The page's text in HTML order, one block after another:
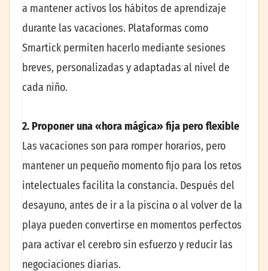
a mantener activos los hábitos de aprendizaje
durante las vacaciones. Plataformas como
Smartick permiten hacerlo mediante sesiones
breves, personalizadas y adaptadas al nivel de
cada niño.
2. Proponer una «hora mágica» fija pero flexible
Las vacaciones son para romper horarios, pero
mantener un pequeño momento fijo para los retos
intelectuales facilita la constancia. Después del
desayuno, antes de ir a la piscina o al volver de la
playa pueden convertirse en momentos perfectos
para activar el cerebro sin esfuerzo y reducir las
negociaciones diarias.